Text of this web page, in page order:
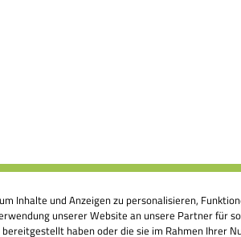
Inhalte und Anzeigen zu personalisieren,
unserer Website an unsere Partner für
haben oder die sie im Rahmen Ihrer